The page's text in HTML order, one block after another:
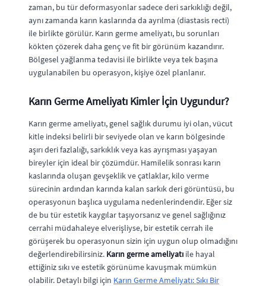
zaman, bu tür deformasyonlar sadece deri sarkıklığı değil,
aynı zamanda karın kaslarında da ayrılma (diastasis recti)
ile birlikte görülür. Karın germe ameliyatı, bu sorunları
kökten çözerek daha genç ve fit bir görünüm kazandırır.
Bölgesel yağlanma tedavisi ile birlikte veya tek başına
uygulanabilen bu operasyon, kişiye özel planlanır.
Karın Germe Ameliyatı Kimler İçin Uygundur?
Karın germe ameliyatı, genel sağlık durumu iyi olan, vücut
kitle indeksi belirli bir seviyede olan ve karın bölgesinde
aşırı deri fazlalığı, sarkıklık veya kas ayrışması yaşayan
bireyler için ideal bir çözümdür. Hamilelik sonrası karın
kaslarında oluşan gevşeklik ve çatlaklar, kilo verme
sürecinin ardından karında kalan sarkık deri görüntüsü, bu
operasyonun başlıca uygulama nedenlerindendir. Eğer siz
de bu tür estetik kaygılar taşıyorsanız ve genel sağlığınız
cerrahi müdahaleye elverişliyse, bir estetik cerrah ile
görüşerek bu operasyonun sizin için uygun olup olmadığını
değerlendirebilirsiniz. Karın germe ameliyatı ile hayal
ettiğiniz sıkı ve estetik görünüme kavuşmak mümkün
olabilir. Detaylı bilgi için Karın Germe Ameliyatı: Sıkı Bir